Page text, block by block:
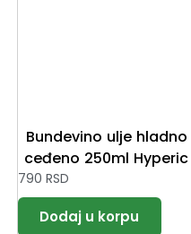
Bundevino ulje hladno
ceđeno 250ml Hyperic
790 RSD